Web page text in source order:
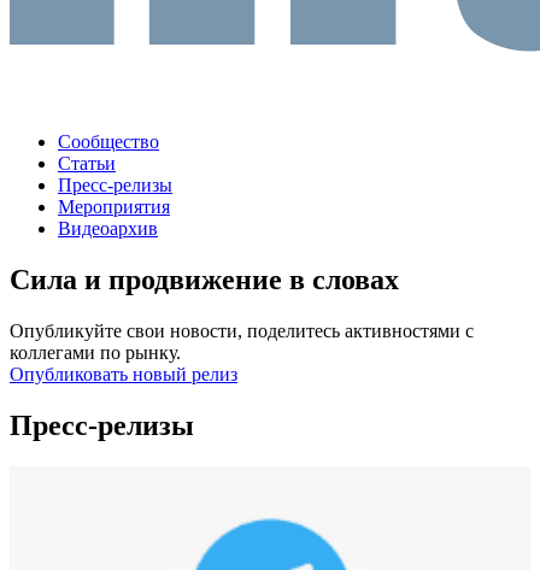
Сообщество
Статьи
Пресс-релизы
Мероприятия
Видеоархив
Сила и продвижение в словах
Опубликуйте свои новости, поделитесь активностями с
коллегами по рынку.
Опубликовать новый релиз
Пресс-релизы